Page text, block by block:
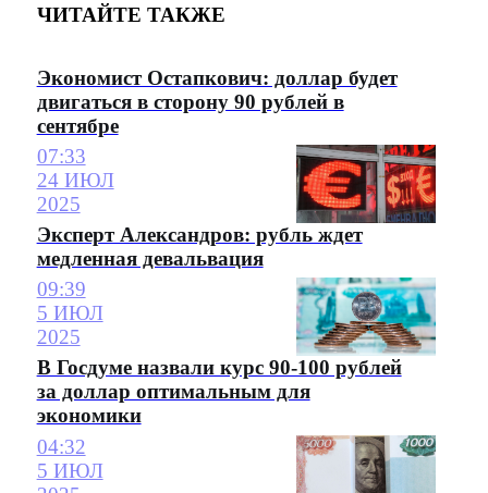
ЧИТАЙТЕ ТАКЖЕ
Экономист Остапкович: доллар будет
двигаться в сторону 90 рублей в
сентябре
07:33
24 ИЮЛ
2025
Эксперт Александров: рубль ждет
медленная девальвация
09:39
5 ИЮЛ
2025
В Госдуме назвали курс 90-100 рублей
за доллар оптимальным для
экономики
04:32
5 ИЮЛ